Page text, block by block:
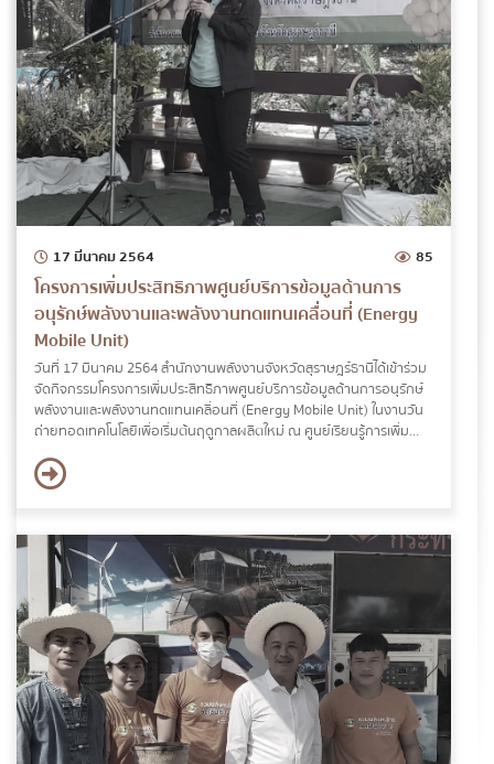
17 มีนาคม 2564 85
โครงการเพิ่มประสิทธิภาพศูนย์บริการข้อมูลด้านการ
อนุรักษ์พลังงานและพลังงานทดแทนเคลื่อนที่ (Energy
Mobile Unit)
วันที่ 17 มีนาคม 2564 สำนักงานพลังงานจังหวัดสุราษฎร์ธานีได้เข้าร่วม
จัดกิจกรรมโครงการเพิ่มประสิทธิภาพศูนย์บริการข้อมูลด้านการอนุรักษ์
พลังงานและพลังงานทดแทนเคลื่อนที่ (Energy Mobile Unit) ในงานวัน
ถ่ายทอดเทคโนโลยีเพื่อเริ่มต้นฤดูกาลผลิตใหม่ ณ ศูนย์เรียนรู้การเพิ่ม
ประสิทธิภาพการผลิตสินค้าเกษตร ตำบลเขาวง อำเภอบ้านตาขุน จังหวัด
สุราษฎร์ธานี